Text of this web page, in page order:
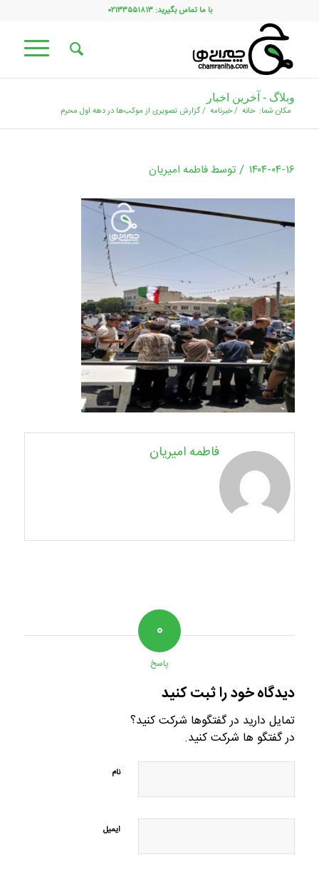
با ما تماس بگیرید: ۰۲۱۳۳۵۵۱۸۱۳
وبلاگ - آخرین اخبار
مکان شما: خانه /خبرنامه /گزارش تصویری از موکب‌ها در دهه اول محرم
۱۴۰۴-۰۴-۱۶ / توسطفاطمه امیریان
فاطمه امیریان
۰
پاسخ
دیدگاه خود را ثبت کنید
تمایل دارید در گفتگوها شرکت کنید؟
در گفتگو ها شرکت کنید.
نام
ایمیل